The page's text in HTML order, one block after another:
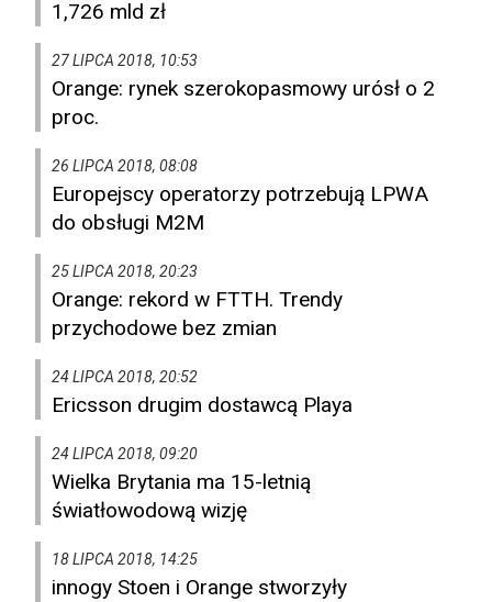
1,726 mld zł
27 LIPCA 2018, 10:53
Orange: rynek szerokopasmowy urósł o 2
proc.
26 LIPCA 2018, 08:08
Europejscy operatorzy potrzebują LPWA
do obsługi M2M
25 LIPCA 2018, 20:23
Orange: rekord w FTTH. Trendy
przychodowe bez zmian
24 LIPCA 2018, 20:52
Ericsson drugim dostawcą Playa
24 LIPCA 2018, 09:20
Wielka Brytania ma 15-letnią
światłowodową wizję
18 LIPCA 2018, 14:25
innogy Stoen i Orange stworzyły